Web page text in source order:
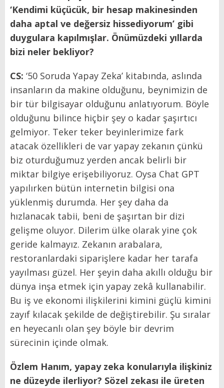
‘Kendimi küçücük, bir hesap makinesinden
daha aptal ve değersiz hissediyorum’ gibi
duygulara kapılmışlar. Önümüzdeki yıllarda
bizi neler bekliyor?
CS: ‘50 Soruda Yapay Zeka’ kitabında, aslında
insanların da makine olduğunu, beynimizin de
bir tür bilgisayar olduğunu anlatıyorum. Böyle
olduğunu bilince hiçbir şey o kadar şaşırtıcı
gelmiyor. Teker teker beyinlerimize fark
atacak özellikleri de var yapay zekanın çünkü
biz oturduğumuz yerden ancak belirli bir
miktar bilgiye erişebiliyoruz. Oysa Chat GPT
yapılırken bütün internetin bilgisi ona
yüklenmiş durumda. Her şey daha da
hızlanacak tabii, beni de şaşırtan bir dizi
gelişme oluyor. Dilerim ülke olarak yine çok
geride kalmayız. Zekanın arabalara,
restoranlardaki siparişlere kadar her tarafa
yayılması güzel. Her şeyin daha akıllı olduğu bir
dünya inşa etmek için yapay zekâ kullanabilir.
Bu iş ve ekonomi ilişkilerini kimini güçlü kimini
zayıf kılacak şekilde de değiştirebilir. Şu sıralar
en heyecanlı olan şey böyle bir devrim
sürecinin içinde olmak.
Özlem Hanım, yapay zeka konularıyla ilişkiniz
ne düzeyde ilerliyor? Sözel zekası ile üreten